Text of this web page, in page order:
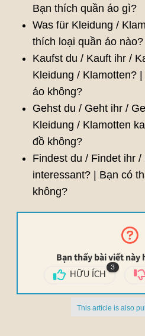
Bạn thích quần áo gì?
Was für Kleidung /
thích loại quần áo nào?
Kaufst du / Kauft ihr /
Kleidung / Klamotten?
áo không?
Gehst du / Geht ihr /
Kleidung / Klamotten
đồ không?
Findest du / Findet ihr
interessant? | Bạn có
không?
Bạn thấy bài viết này
HỮU ÍCH
3
This article is also